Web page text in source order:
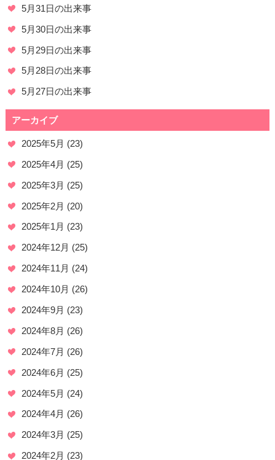
5月31日の出来事
5月30日の出来事
5月29日の出来事
5月28日の出来事
5月27日の出来事
アーカイブ
2025年5月 (23)
2025年4月 (25)
2025年3月 (25)
2025年2月 (20)
2025年1月 (23)
2024年12月 (25)
2024年11月 (24)
2024年10月 (26)
2024年9月 (23)
2024年8月 (26)
2024年7月 (26)
2024年6月 (25)
2024年5月 (24)
2024年4月 (26)
2024年3月 (25)
2024年2月 (23)